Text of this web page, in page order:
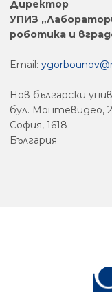
Директор
УПИЗ
роботика и
Email:
Нов български
бул. Монтевидео,
София, 1618
България